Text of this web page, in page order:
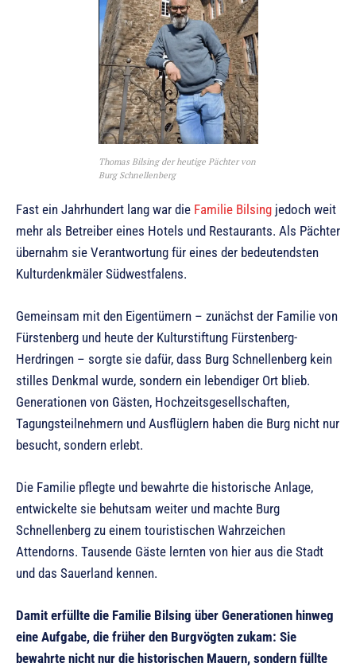
Thomas Bilsing der heutige Pächter von
Burg Schnellenberg
Fast ein Jahrhundert lang war die Familie Bilsing jedoch weit
mehr als Betreiber eines Hotels und Restaurants. Als Pächter
übernahm sie Verantwortung für eines der bedeutendsten
Kulturdenkmäler Südwestfalens.
Gemeinsam mit den Eigentümern – zunächst der Familie von
Fürstenberg und heute der Kulturstiftung Fürstenberg-
Herdringen – sorgte sie dafür, dass Burg Schnellenberg kein
stilles Denkmal wurde, sondern ein lebendiger Ort blieb.
Generationen von Gästen, Hochzeitsgesellschaften,
Tagungsteilnehmern und Ausflüglern haben die Burg nicht nur
besucht, sondern erlebt.
Die Familie pflegte und bewahrte die historische Anlage,
entwickelte sie behutsam weiter und machte Burg
Schnellenberg zu einem touristischen Wahrzeichen
Attendorns. Tausende Gäste lernten von hier aus die Stadt
und das Sauerland kennen.
Damit erfüllte die Familie Bilsing über Generationen hinweg
eine Aufgabe, die früher den Burgvögten zukam: Sie
bewahrte nicht nur die historischen Mauern, sondern füllte